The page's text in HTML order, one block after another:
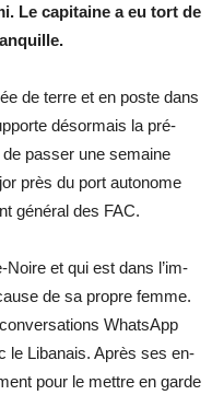
Le ca­pi­taine a eu tort de
de terre et en poste dans
dé­sor­mais la pré­
pas­ser une se­maine
près du port au­to­nome
gé­né­ral des FAC.
Noire et qui est dans l’im­
de sa propre femme.
What­sApp
le Li­ba­nais. Après ses en­
pour le mettre en garde